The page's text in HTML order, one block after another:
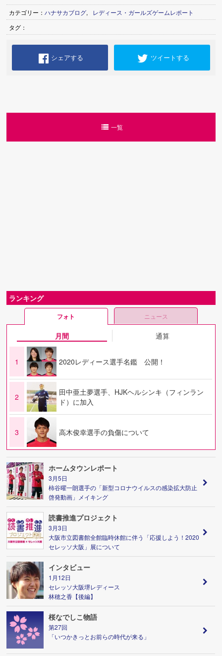
カテゴリー：ハナサカブログ,
レディース・ガールズゲームレポート
タグ：
シェアする ツイートする
一覧
ランキング
フォト ニュース
月間 通算
1 2020レディース選手名鑑 公開！
2
田中亜土夢選手、HJKヘルシンキ（フィンラン
ド）に加入
3 高木俊幸選手の負傷について
ホームタウンレポート
3月5日
柿谷曜一朗選手の「新型コロナウイルスの感染拡大防止
啓発動画」メイキング
読書推進プロジェクト
3月3日
大阪市立図書館全館臨時休館に伴う「応援しよう！2020
セレッソ大阪」展について
インタビュー
1月12日
セレッソ大阪堺レディース
林穂之香【後編】
桜なでしこ物語
第27回
「いつかきっとお前らの時代が来る」